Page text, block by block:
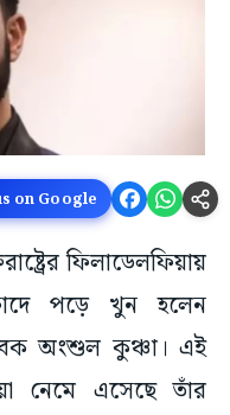
on Google
ফিলাডেলফিয়ায়
পড়ে খুন হলেন
অংশুল কুঞ্চা। এই
নেমে এসেছে তাঁর